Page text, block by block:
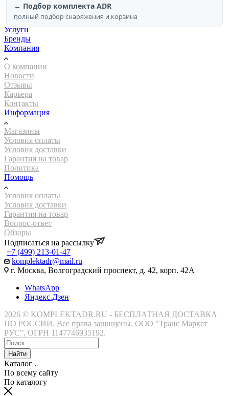
← Подбор комплекта ADR
полный подбор снаряжения и корзина
Каталог
Акции
Услуги
Бренды
Компания
О компании
Новости
Отзывы
Карьера
Контакты
Информация
Магазины
Условия оплаты
Условия доставки
Гарантия на товар
Политика
Помощь
Условия оплаты
Условия доставки
Гарантия на товар
Вопрос-ответ
Обзоры
Подписаться на рассылку
+7 (499) 213-01-47
komplektadr@mail.ru
г. Москва, Волгоградский проспект, д. 42, корп. 42А
WhatsApp
Яндекс.Дзен
2026 © KOMPLEKTADR.RU - БЕСПЛАТНАЯ ДОСТАВКА
ПО РОССИИ. Все права защищены. ООО "Транс Маркет
РУС", ОГРН 1147746935192.
Найти
Каталог
По всему сайту
По каталогу